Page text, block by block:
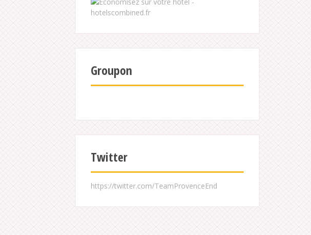
Groupon
Twitter
https://twitter.com/TeamProvenceEnd